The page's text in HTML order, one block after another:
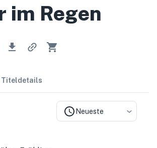
im Regen
Titeldetails
Neueste